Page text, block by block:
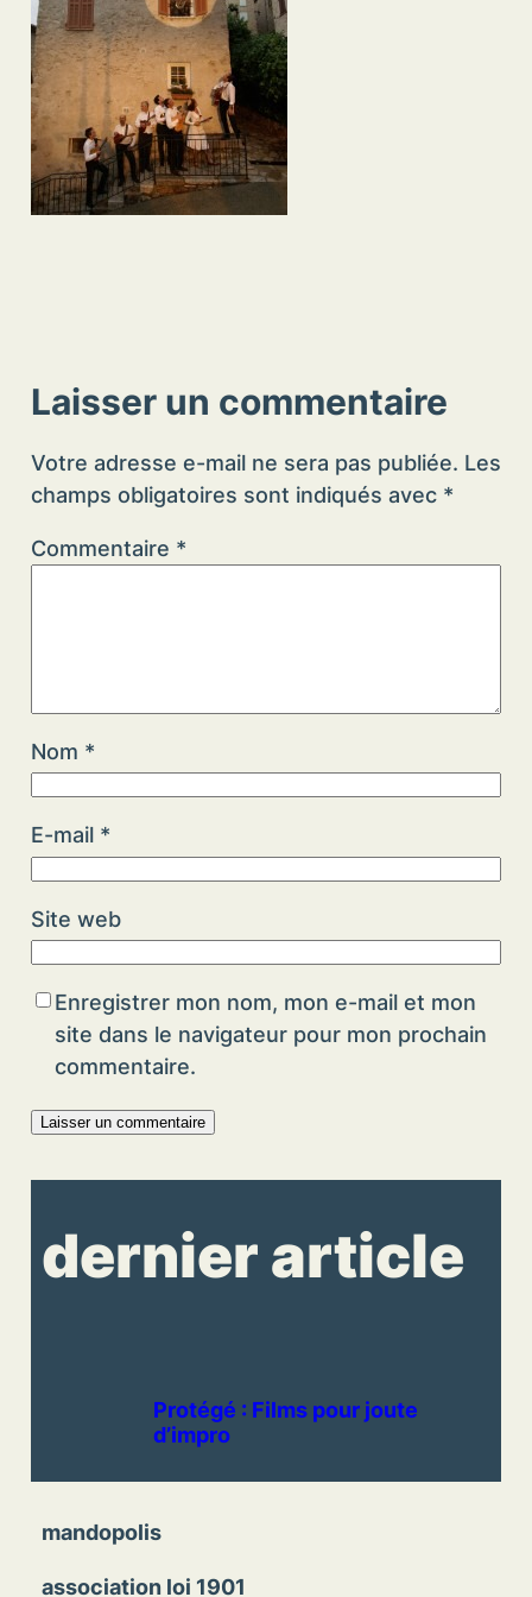
Laisser un commentaire
Votre adresse e-mail ne sera pas publiée. Les
champs obligatoires sont indiqués avec *
Commentaire *
Nom *
E-mail *
Site web
Enregistrer mon nom, mon e-mail et mon
site dans le navigateur pour mon prochain
commentaire.
dernier article
Protégé : Films pour joute
d’impro
mandopolis
association loi 1901